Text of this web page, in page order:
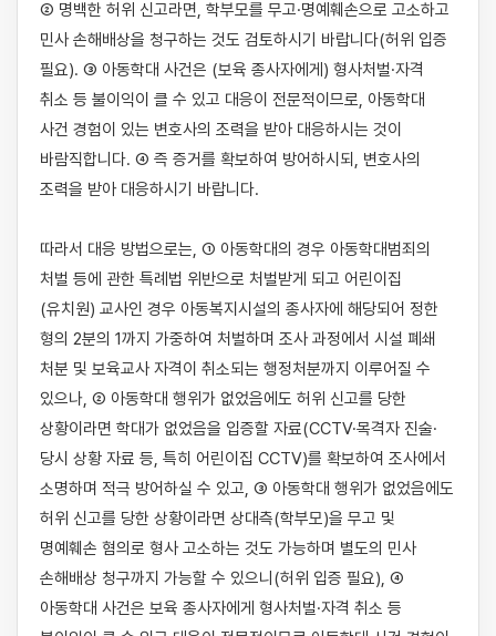
② 명백한 허위 신고라면, 학부모를 무고·명예훼손으로 고소하고
민사 손해배상을 청구하는 것도 검토하시기 바랍니다(허위 입증
필요). ③ 아동학대 사건은 (보육 종사자에게) 형사처벌·자격
취소 등 불이익이 클 수 있고 대응이 전문적이므로, 아동학대
사건 경험이 있는 변호사의 조력을 받아 대응하시는 것이
바람직합니다. ④ 즉 증거를 확보하여 방어하시되, 변호사의
조력을 받아 대응하시기 바랍니다.
따라서 대응 방법으로는, ① 아동학대의 경우 아동학대범죄의
처벌 등에 관한 특례법 위반으로 처벌받게 되고 어린이집
(유치원) 교사인 경우 아동복지시설의 종사자에 해당되어 정한
형의 2분의 1까지 가중하여 처벌하며 조사 과정에서 시설 폐쇄
처분 및 보육교사 자격이 취소되는 행정처분까지 이루어질 수
있으나, ② 아동학대 행위가 없었음에도 허위 신고를 당한
상황이라면 학대가 없었음을 입증할 자료(CCTV·목격자 진술·
당시 상황 자료 등, 특히 어린이집 CCTV)를 확보하여 조사에서
소명하며 적극 방어하실 수 있고, ③ 아동학대 행위가 없었음에도
허위 신고를 당한 상황이라면 상대측(학부모)을 무고 및
명예훼손 혐의로 형사 고소하는 것도 가능하며 별도의 민사
손해배상 청구까지 가능할 수 있으니(허위 입증 필요), ④
아동학대 사건은 보육 종사자에게 형사처벌·자격 취소 등